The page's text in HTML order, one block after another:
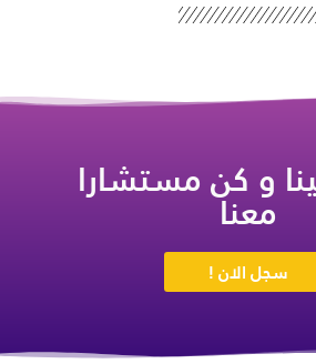
و كن مستشارا
معنا
سجل الان !